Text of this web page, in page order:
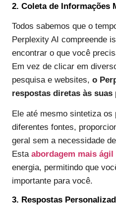
2. Coleta de Informações
Todos sabemos que o
Perplexity AI compreende
encontrar o que você
Em vez de clicar em
pesquisa e websites, o
respostas diretas às suas
Ele até mesmo sintetiza os
diferentes fontes,
geral sem a necessidade
Esta abordagem mais ágil
energia, permitindo que
importante para você.
3. Respostas